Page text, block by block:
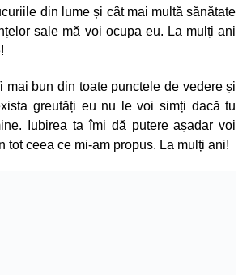
din lume și cât mai multă sănătate
sale mă voi ocupa eu. La mulți ani
mai bun din toate punctele de vedere și
greutăți eu nu le voi simți dacă tu
Iubirea ta îmi dă putere așadar voi
tot ceea ce mi-am propus. La mulți ani!